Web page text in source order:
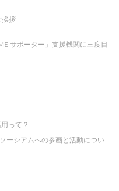
挨拶
サポーター」支援機関に三度目
って？
ーシアムへの参画と活動につい